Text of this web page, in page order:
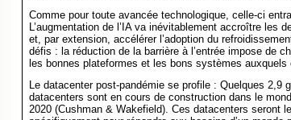
Comme pour toute avancée technologique, celle-ci
L’augmentation de l’IA va inévitablement accroître les
et, par extension, accélérer l’adoption du
défis : la réduction de la barrière à l’entrée impose de
les bonnes plateformes et les bons systèmes
Le datacenter post-pandémie se profile : Quelques 2,9
datacenters sont en cours de construction dans le
2020 (Cushman & Wakefield). Ces datacenters seront